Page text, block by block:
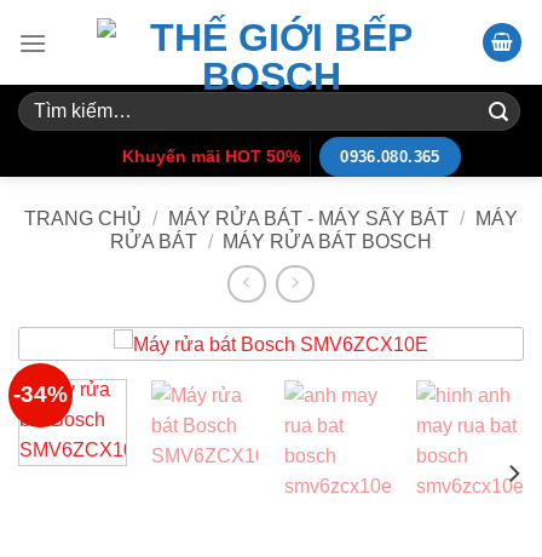
Tìm
kiếm:
Khuyến mãi HOT 50% 0936.080.365
TRANG CHỦ / MÁY RỬA BÁT - MÁY SẤY BÁT /
MÁY
RỬA BÁT / MÁY RỬA BÁT BOSCH
-34%